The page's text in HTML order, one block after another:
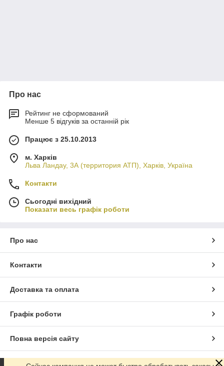
Про нас
Рейтинг не сформований
Менше 5 відгуків за останній рік
Працює з 25.10.2013
м. Харків
Льва Ландау, 3А (территория АТП), Харків, Україна
Контакти
Сьогодні вихідний
Показати весь графік роботи
Про нас
Контакти
Доставка та оплата
Графік роботи
Повна версія сайту
Сайт створено на маркетплейсі Prom.ua